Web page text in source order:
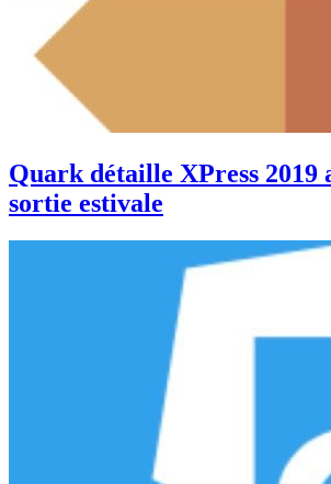
Quark détaille XPress 2019
sortie estivale